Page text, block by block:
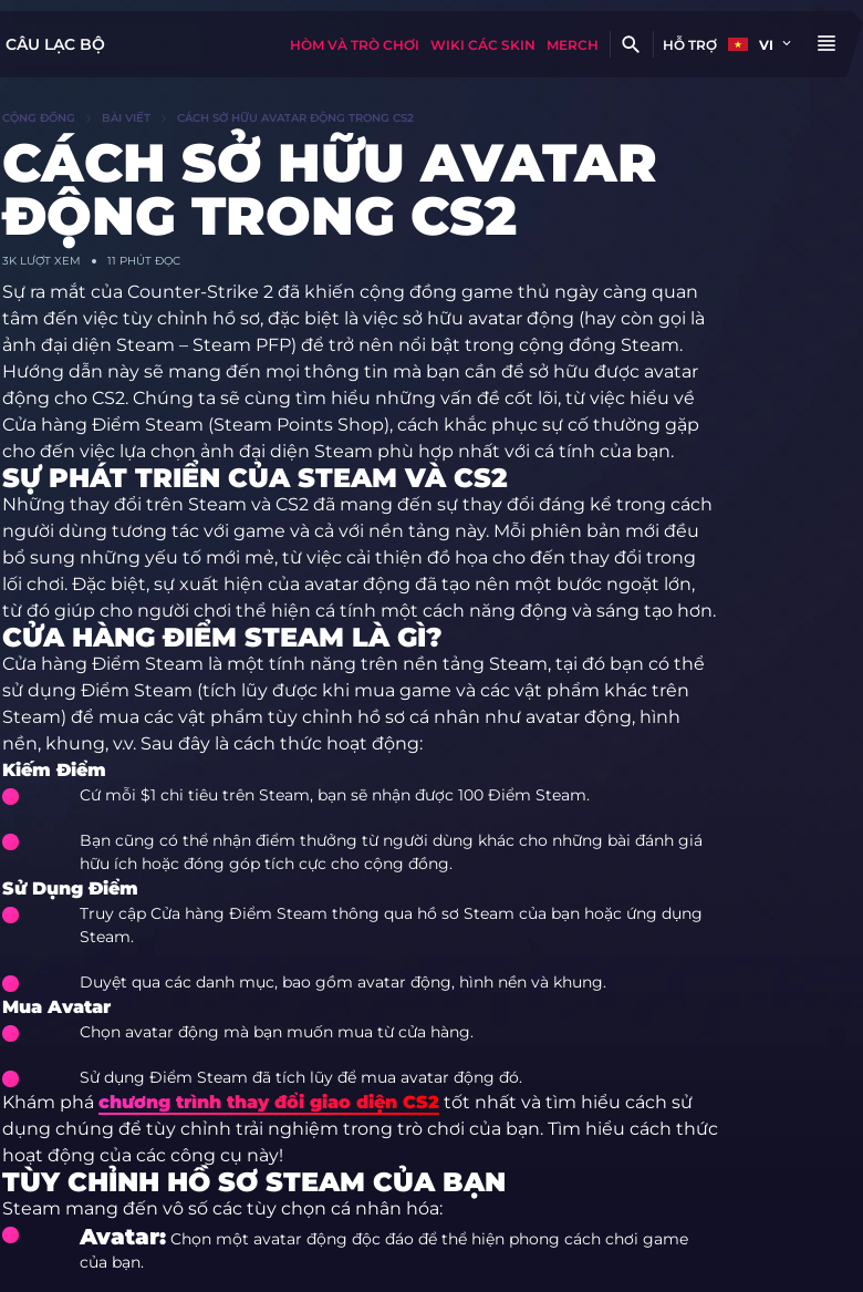
CÂU LẠC BỘ HÒM VÀ TRÒ CHƠI WIKI CÁC SKIN MERCH HỖ TRỢ VI
CỘNG ĐỒNG BÀI VIẾT CÁCH SỞ HỮU AVATAR ĐỘNG TRONG CS2
CÁCH SỞ HỮU AVATAR
ĐỘNG TRONG CS2
3KLƯỢT XEM 11 PHÚT ĐỌC
Sự ra mắt của Counter-Strike 2 đã khiến cộng đồng game thủ ngày càng quan
tâm đến việc tùy chỉnh hồ sơ, đặc biệt là việc sở hữu avatar động (hay còn gọi là
ảnh đại diện Steam – Steam PFP) để trở nên nổi bật trong cộng đồng Steam.
Hướng dẫn này sẽ mang đến mọi thông tin mà bạn cần để sở hữu được avatar
động cho CS2. Chúng ta sẽ cùng tìm hiểu những vấn đề cốt lõi, từ việc hiểu về
Cửa hàng Điểm Steam (Steam Points Shop), cách khắc phục sự cố thường gặp
cho đến việc lựa chọn ảnh đại diện Steam phù hợp nhất với cá tính của bạn.
SỰ PHÁT TRIỂN CỦA STEAM VÀ CS2
Những thay đổi trên Steam và CS2 đã mang đến sự thay đổi đáng kể trong cách
người dùng tương tác với game và cả với nền tảng này. Mỗi phiên bản mới đều
bổ sung những yếu tố mới mẻ, từ việc cải thiện đồ họa cho đến thay đổi trong
lối chơi. Đặc biệt, sự xuất hiện của avatar động đã tạo nên một bước ngoặt lớn,
từ đó giúp cho người chơi thể hiện cá tính một cách năng động và sáng tạo hơn.
CỬA HÀNG ĐIỂM STEAM LÀ GÌ?
Cửa hàng Điểm Steam là một tính năng trên nền tảng Steam, tại đó bạn có thể
sử dụng Điểm Steam (tích lũy được khi mua game và các vật phẩm khác trên
Steam) để mua các vật phẩm tùy chỉnh hồ sơ cá nhân như avatar động, hình
nền, khung, v.v. Sau đây là cách thức hoạt động:
Kiếm Điểm
Cứ mỗi $1 chi tiêu trên Steam, bạn sẽ nhận được 100 Điểm Steam.
Bạn cũng có thể nhận điểm thưởng từ người dùng khác cho những bài đánh giá
hữu ích hoặc đóng góp tích cực cho cộng đồng.
Sử Dụng Điểm
Truy cập Cửa hàng Điểm Steam thông qua hồ sơ Steam của bạn hoặc ứng dụng
Steam.
Duyệt qua các danh mục, bao gồm avatar động, hình nền và khung.
Mua Avatar
Chọn avatar động mà bạn muốn mua từ cửa hàng.
Sử dụng Điểm Steam đã tích lũy để mua avatar động đó.
Khám phá chương trình thay đổi giao diện CS2tốt nhất và tìm hiểu cách sử
dụng chúng để tùy chỉnh trải nghiệm trong trò chơi của bạn. Tìm hiểu cách thức
hoạt động của các công cụ này!
TÙY CHỈNH HỒ SƠ STEAM CỦA BẠN
Steam mang đến vô số các tùy chọn cá nhân hóa:
Avatar:Chọn một avatar động độc đáo để thể hiện phong cách chơi game
của bạn.